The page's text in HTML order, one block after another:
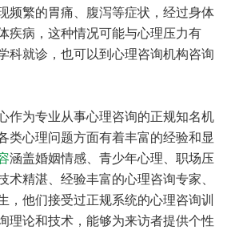
频繁的胃痛、腹泻等症状，经过身体
疾病，这种情况可能与心理压力有
科就诊，也可以到心理咨询机构咨询
作为专业从事心理咨询的正规知名机
类心理问题方面有着丰富的经验和显
涵盖婚姻情感、青少年心理、职场压
术精湛、经验丰富的心理咨询专家、
，他们接受过正规系统的心理咨询训
理论和技术，能够为来访者提供个性